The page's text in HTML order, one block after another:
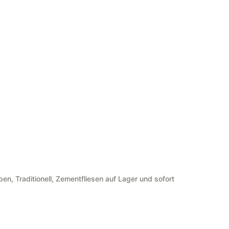
,Traditionell,Zementfliesen auf Lager und sofort